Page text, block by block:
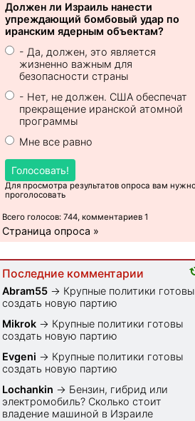
Должен ли Израиль нанести
упреждающий бомбовый удар по
иранским ядерным объектам?
- Да, должен, это является
жизненно важным для
безопасности страны
- Нет, не должен. США обеспечат
прекращение иранской атомной
программы
Мне все равно
Голосовать!
Для просмотра результатов опроса вам
проголосовать
Всего голосов: 744, комментариев 1
Страница опроса »
Последние комментарии
Abram55 → Крупные политики готовы
создать новую партию
Mikrok → Крупные политики готовы
создать новую партию
Evgeni → Крупные политики готовы
создать новую партию
Lochankin → Бензин, гибрид или
электромобиль? Cколько стоит
владение машиной в Израиле